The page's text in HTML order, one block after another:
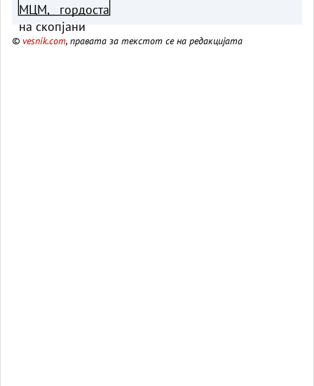
© vesnik.com, правата за текстот се на редакцијата